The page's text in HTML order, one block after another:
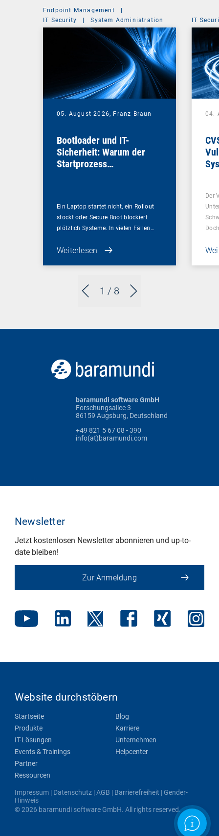
1 / 8
Endpoint Management
|
IT Security
| System Administration
05. August 2026, Franz Braun
Bootloader und IT-
Sicherheit: Warum der
Startprozess
Ein Laptop startet nicht, ein Rollout
stockt oder Secure Boot blockiert
plötzlich Systeme. In vielen Fällen…
Weiterlesen
IT
04.
Der
baramundi software GmbH
Forschungsallee 3
86159 Augsburg, Deutschland
+49 821 5 67 08 - 390
info(at)baramundi.com
Newsletter
Jetzt kostenlosen Newsletter abonnieren und up-to-
date bleiben!
Zur Anmeldung
Website durchstöbern
Startseite
Produkte
IT-Lösungen
Events & Trainings
Partner
Ressourcen
Blog
Karriere
Unternehmen
Helpcenter
Impressum | Datenschutz |AGB | Barrierefreiheit | Gender-
Hinweis
© 2026 baramundi software GmbH. All rights reserved.